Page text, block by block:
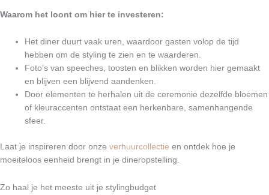
Waarom het loont om hier te investeren:
Het diner duurt vaak uren, waardoor gasten volop de tijd
hebben om de styling te zien en te waarderen.
Foto’s van speeches, toosten en blikken worden hier gemaakt
en blijven een blijvend aandenken.
Door elementen te herhalen uit de ceremonie dezelfde bloemen
of kleuraccenten ontstaat een herkenbare, samenhangende
sfeer.
Laat je inspireren door onze verhuurcollectie en ontdek hoe je
moeiteloos eenheid brengt in je dineropstelling.
Zo haal je het meeste uit je stylingbudget